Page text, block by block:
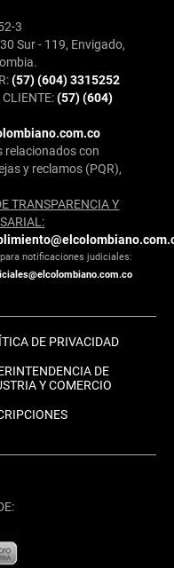
3
Sur - 119, Envigado,
(57) (604) 3315252
(57) (604)
relacionados con
y reclamos (PQR),
TRANSPARENCIA Y
notificaciones judiciales:
DE PRIVACIDAD
DE
Y COMERCIO